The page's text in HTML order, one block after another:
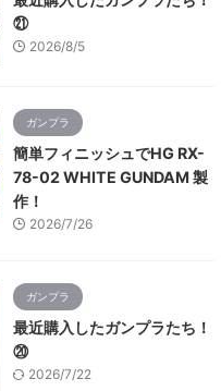
㉑
2026/8/5
ガンプラ
簡単フィニッシュでHG RX-
78-02 WHITE GUNDAM 製
作！
2026/7/26
ガンプラ
最近購入したガンプラたち！
⑳
2026/7/22